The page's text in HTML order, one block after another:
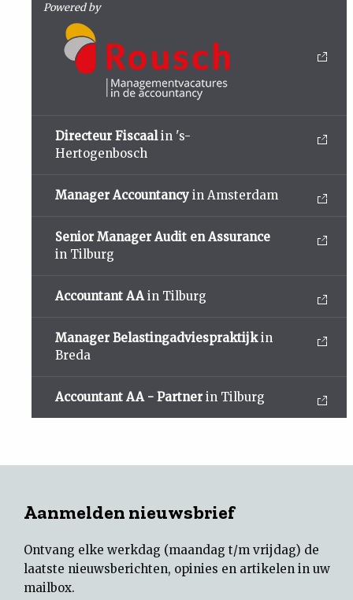
Powered by
Directeur Fiscaalin 's-
Hertogenbosch
Manager Accountancy in Amsterdam
Senior Manager Audit en Assurance
in Tilburg
Accountant AAin Tilburg
Manager Belastingadviespraktijkin
Breda
Accountant AA - Partner in Tilburg
Aanmelden nieuwsbrief
Ontvang elke werkdag (maandag t/m vrijdag) de
laatste nieuwsberichten, opinies en artikelen in uw
mailbox.